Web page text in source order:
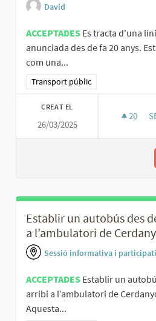
David
ACCEPTADES Es tracta d'una
anunciada des de fa 20 anys.
com una...
Resultats al filtrar per la categoria:
Transport públic
CREAT EL
26/03/2025
20
Establir un autobús des
a l’ambulatori de
Sessió informativa i
ACCEPTADES Establir un
arribi a l’ambulatori de
Aquesta...